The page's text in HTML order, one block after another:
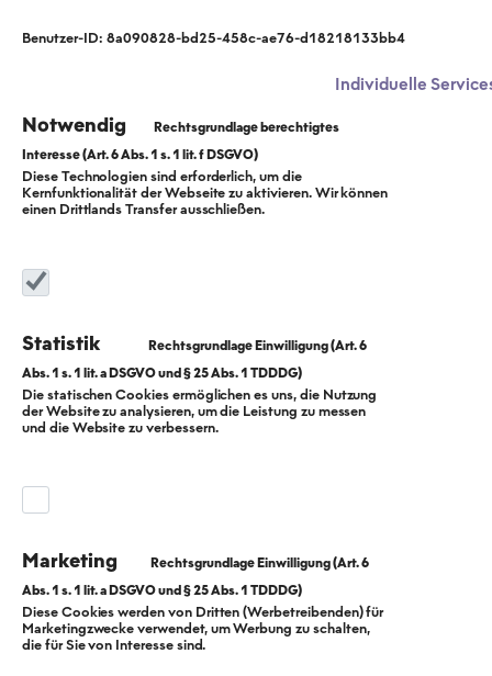
Mechatronik-
„Entwicklung ist
unser größter
Erfolg“
Benutzer-ID: 8a090828-bd25-458c-ae76-d18218133bb4
Individuelle
Notwendig
Diese Technologien sind erforderlich, um die
Kernfunktionalität der Webseite zu aktivieren. Wir können
einen Drittlands Transfer ausschließen.
Statistik
Die statischen Cookies ermöglichen es uns, die Nutzung
der Website zu analysieren, um die Leistung zu messen
und die Website zu verbessern.
Marketing
Diese Cookies werden von Dritten (Werbetreibenden) für
Marketingzwecke verwendet, um Werbung zu schalten,
die für Sie von Interesse sind.